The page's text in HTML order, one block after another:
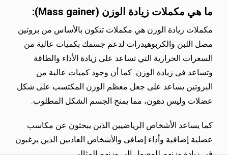
ما هي مكملات زيادة الوزن (Mass gainer):
مكملات زيادة الوزن هي مكملات تتكون بالأساس من بروتين
مصل اللبن والكربوهيدرات لدعم جسمك بكميات عالية من
السعرات الحرارية التي تساعد على زيادة الأداء والطاقة
وتساعد في زيادة الوزن. كما أن وجود كميات عالية من
البروتين يساعد على جعل معظم الوزن المكتسب على شكل
عضلات وليس دهون، مما يمنح الجسم الشكل المطلوب.
كما يساعد الأشخاص الرياضيين الذين يبحثون عن مكاسب
عضلية إضافية وأداء إضافي والأشخاص العاديين الذين يرغبون